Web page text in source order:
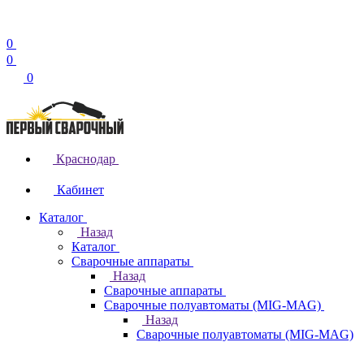
0
0
0
Краснодар
Кабинет
Каталог
Назад
Каталог
Сварочные аппараты
Назад
Сварочные аппараты
Сварочные полуавтоматы (MIG-MAG)
Назад
Сварочные полуавтоматы (MIG-MAG)